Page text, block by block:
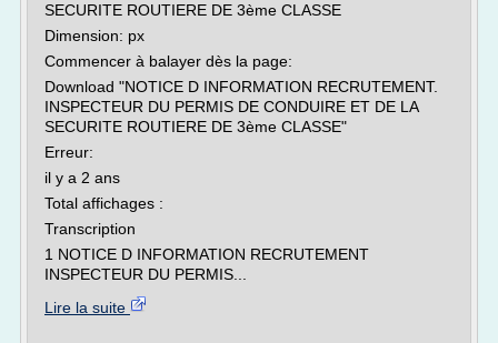
SECURITE ROUTIERE DE 3ème CLASSE
Dimension: px
Commencer à balayer dès la page:
Download "NOTICE D INFORMATION RECRUTEMENT.
INSPECTEUR DU PERMIS DE CONDUIRE ET DE LA
SECURITE ROUTIERE DE 3ème CLASSE"
Erreur:
il y a 2 ans
Total affichages :
Transcription
1 NOTICE D INFORMATION RECRUTEMENT
INSPECTEUR DU PERMIS...
Lire la suite